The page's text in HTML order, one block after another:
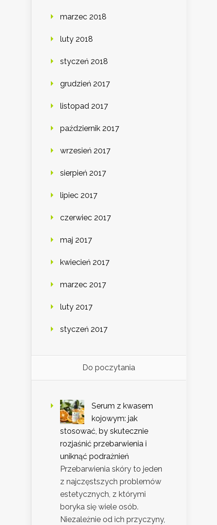
marzec 2018
luty 2018
styczeń 2018
grudzień 2017
listopad 2017
październik 2017
wrzesień 2017
sierpień 2017
lipiec 2017
czerwiec 2017
maj 2017
kwiecień 2017
marzec 2017
luty 2017
styczeń 2017
Do poczytania
Serum z kwasem
kojowym: jak
stosować, by skutecznie
rozjaśnić przebarwienia i
uniknąć podrażnień
Przebarwienia skóry to jeden
z najczęstszych problemów
estetycznych, z którymi
boryka się wiele osób.
Niezależnie od ich przyczyny,